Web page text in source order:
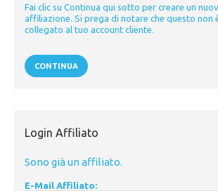
Fai clic su Continua qui sotto per creare un
affiliazione. Si prega di notare che questo non
collegato al tuo account cliente.
CONTINUA
Login Affiliato
Sono già un affiliato.
E-Mail Affiliato: